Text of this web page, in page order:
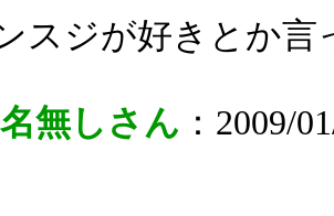
スジが好きとか
無しさん ：2009/